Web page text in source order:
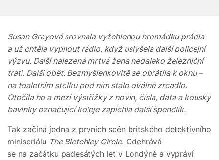
Susan Grayová srovnala vyžehlenou hromádku prádla
a už chtěla vypnout rádio, když uslyšela další policejní
výzvu. Další nalezená mrtvá žena nedaleko železniční
trati. Další oběť. Bezmyšlenkovitě se obrátila k oknu –
na toaletním stolku pod ním stálo oválné zrcadlo.
Otočila ho a mezi výstřižky z novin, čísla, data a kousky
bavlnky označující koleje zapíchla další špendlík.
Tak začíná jedna z prvních scén britského detektivního
miniseriálu The Bletchley Circle. Odehrává
se na začátku padesátých let v Londýně a vypráví